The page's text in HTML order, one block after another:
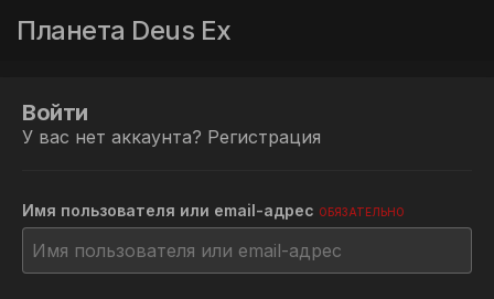
Планета Deus Ex
Войти
У вас нет аккаунта? Регистрация
Имя пользователя или email-адрес ОБЯЗАТЕЛЬНО